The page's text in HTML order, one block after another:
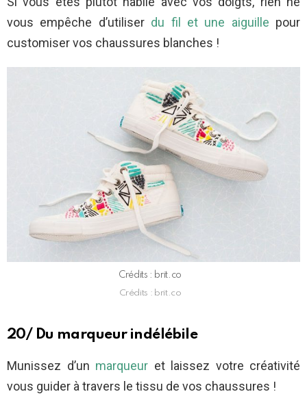
vous empêche d’utiliser du fil et une aiguille pour
customiser vos chaussures blanches !
Crédits : brit.co
Crédits : brit.co
20/ Du marqueur indélébile
Munissez d’un marqueur et laissez votre créativité
vous guider à travers le tissu de vos chaussures !